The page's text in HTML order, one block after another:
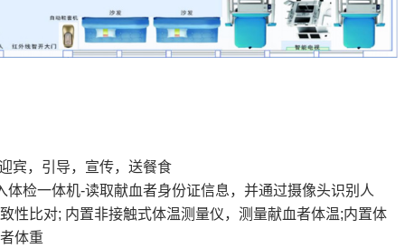
宾，引导，宣传，送餐食
体检一体机-读取献血者身份证信息，并通过摄像头识别人
性比对; 内置非接触式体温测量仪，测量献血者体温;内置体
体重